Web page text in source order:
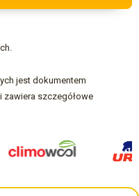
jest dokumentem
zawiera szczegółowe